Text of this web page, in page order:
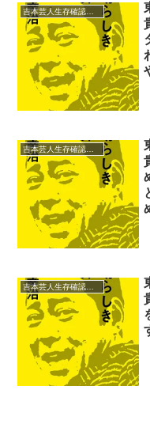
吉本芸人生存確認テレフォン
吉本芸人生存確認テレフォン
吉本芸人生存確認テレフォン